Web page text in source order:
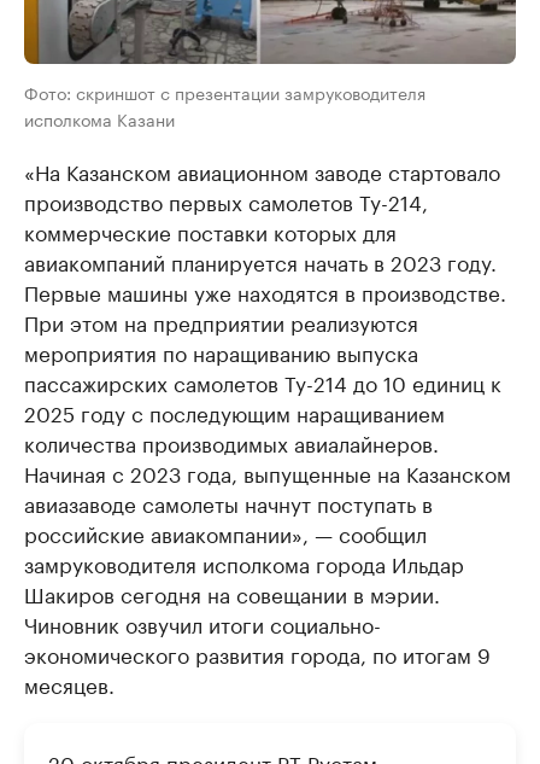
Фото: скриншот с презентации замруководителя
исполкома Казани
«На Казанском авиационном заводе стартовало
производство первых самолетов Ту-214,
коммерческие поставки которых для
авиакомпаний планируется начать в 2023 году.
Первые машины уже находятся в производстве.
При этом на предприятии реализуются
мероприятия по наращиванию выпуска
пассажирских самолетов Ту-214 до 10 единиц к
2025 году с последующим наращиванием
количества производимых авиалайнеров.
Начиная с 2023 года, выпущенные на Казанском
авиазаводе самолеты начнут поступать в
российские авиакомпании», — сообщил
замруководителя исполкома города Ильдар
Шакиров сегодня на совещании в мэрии.
Чиновник озвучил итоги социально-
экономического развития города, по итогам 9
месяцев.